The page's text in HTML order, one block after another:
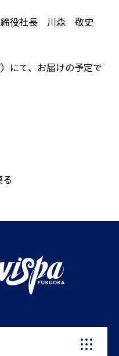
締役社長 川森 敬史
）にて、お届けの予定で